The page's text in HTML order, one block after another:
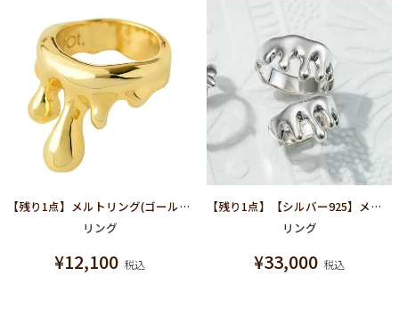
【残り1点】メルトリング(ゴールド)
リング
¥12,100 税込
【残り1点】【シルバー925】メルト リング
リング
¥33,000 税込